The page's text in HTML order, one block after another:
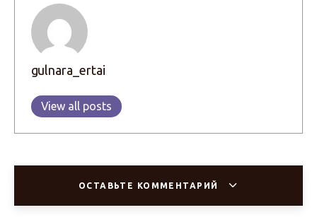
gulnara_ertai
View all posts
ОСТАВЬТЕ КОММЕНТАРИЙ